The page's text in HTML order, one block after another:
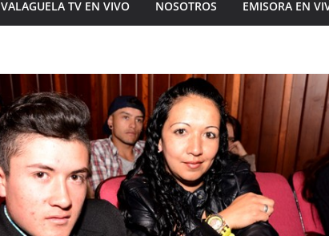
VALAGUELA TV EN VIVO NOSOTROS EMISORA EN